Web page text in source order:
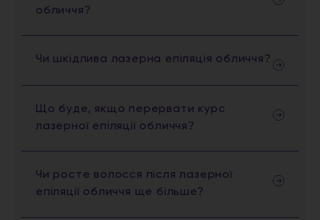
обличчя?
Чи шкідлива лазерна епіляція обличчя?
Що буде, якщо перервати курс
лазерної епіляції обличчя?
Чи росте волосся після лазерної
епіляції обличчя ще більше?